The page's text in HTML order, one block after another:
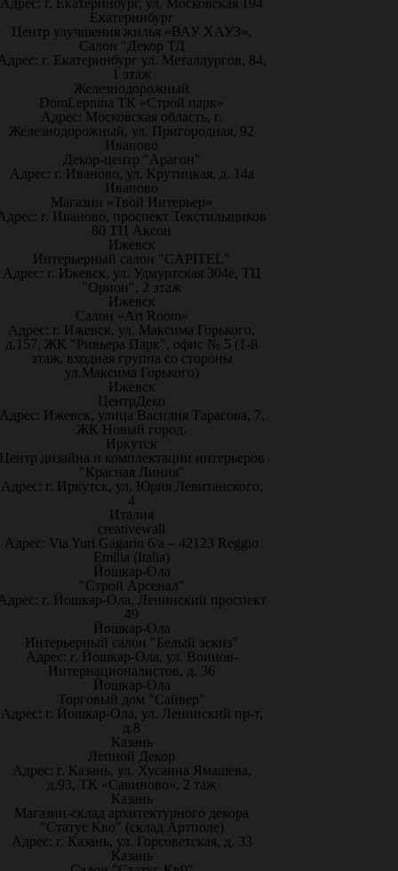
Адрес: г. Екатеринбург, ул. Московская 194
Екатеринбург
Центр улучшения жилья «ВАУ ХАУЗ»,
Салон "Декор ТД
г. Екатеринбург ул. Металлургов, 84,
1 этаж
Железнодорожный
DomLepnina ТК «Строй парк»
Адрес: Московская область, г.
Железнодорожный, ул. Пригородная, 92
Иваново
Декор-центр "Арагон"
Адрес: г. Иваново, ул. Крутицкая, д. 14а
Иваново
Магазин «Твой Интерьер»
г. Иваново, проспект Текстильщиков
80 ТЦ Аксон
Ижевск
Интерьерный салон "CAPITEL"
Адрес: г. Ижевск, ул. Удмуртская 304е, ТЦ
"Орион", 2 этаж
Ижевск
Салон «Art Room»
Адрес: г. Ижевск, ул. Максима Горького,
д.157, ЖК "Ривьера Парк", офис № 5 (1-й
этаж, входная группа со стороны
ул.Максима Горького)
Ижевск
ЦентрДеко
Ижевск, улица Василия Тарасова, 7,
ЖК Новый город.
Иркутск
дизайна и комплектации интерьеров
"Красная Линия"
Адрес: г. Иркутск, ул. Юрия Левитанского,
4
Италия
creativewall
Адрес: Via Yuri Gagarin 6/a – 42123 Reggio
Emilia (Italia)
Йошкар-Ола
"Строй Арсенал"
г. Йошкар-Ола, Ленинский проспект
49
Йошкар-Ола
Интерьерный салон "Белый эскиз"
Адрес: г. Йошкар-Ола, ул. Воинов-
Интернационалистов, д. 36
Йошкар-Ола
Торговый дом "Сайвер"
Адрес: г. Йошкар-Ола, ул. Ленинский пр-т,
д.8
Казань
Лепной Декор
Адрес: г. Казань, ул. Хусаина Ямашева,
д.93, ТК «Савиново», 2 таж
Казань
Магазин-склад архитектурного декора
"Статус Кво" (склад Артполе)
Адрес: г. Казань, ул. Горсоветская, д. 33
Казань